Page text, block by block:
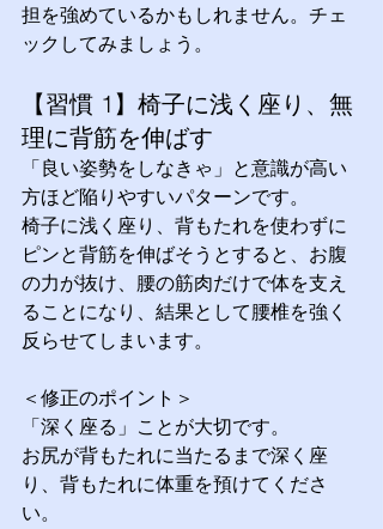
担を強めているかもしれません。チェ
ックしてみましょう。
【習慣 1】椅子に浅く座り、無
理に背筋を伸ばす
「良い姿勢をしなきゃ」と意識が高い
方ほど陥りやすいパターンです。
椅子に浅く座り、背もたれを使わずに
ピンと背筋を伸ばそうとすると、お腹
の力が抜け、腰の筋肉だけで体を支え
ることになり、結果として腰椎を強く
反らせてしまいます。
＜修正のポイント＞
「深く座る」ことが大切です。
お尻が背もたれに当たるまで深く座
り、背もたれに体重を預けてくださ
い。